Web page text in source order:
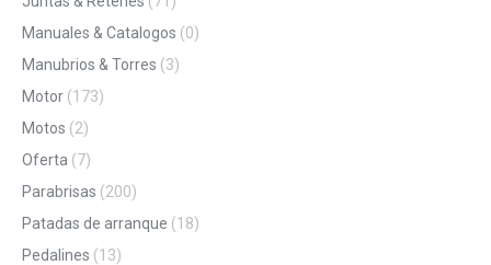
Manuales & Catalogos (0)
Manubrios & Torres (3)
Motor (173)
Motos (2)
Oferta (7)
Parabrisas (200)
Patadas de arranque (18)
Pedalines (13)